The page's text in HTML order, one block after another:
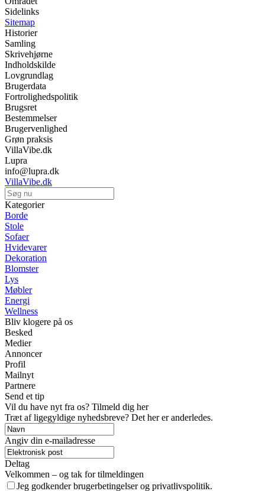
Sidelinks
Sitemap
Historier
Samling
Skrivehjørne
Indholdskilde
Lovgrundlag
Brugerdata
Fortrolighedspolitik
Brugsret
Bestemmelser
Brugervenlighed
Grøn praksis
VillaVibe.dk
Lupra
info@lupra.dk
VillaVibe.dk
Kategorier
Borde
Stole
Sofaer
Hvidevarer
Dekoration
Blomster
Lys
Møbler
Energi
Wellness
Bliv klogere på os
Besked
Medier
Annoncer
Profil
Mailnyt
Partnere
Send et tip
Vil du have nyt fra os? Tilmeld dig her
Træt af ligegyldige nyhedsbreve? Det her er anderledes.
Angiv din e-mailadresse
Deltag
Velkommen – og tak for tilmeldingen
Jeg godkender brugerbetingelser og privatlivspolitik.